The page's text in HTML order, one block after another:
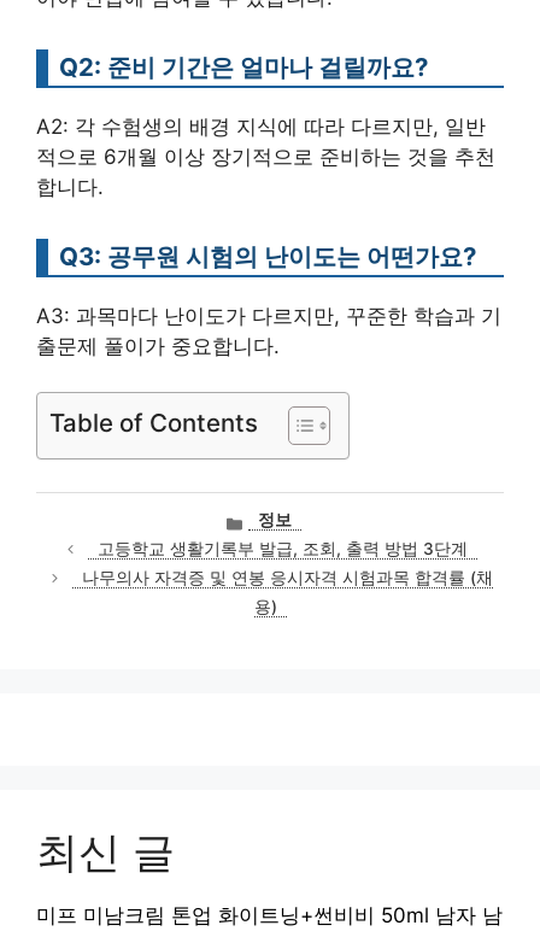
Q2: 준비 기간은 얼마나 걸릴까요?
A2: 각 수험생의 배경 지식에 따라 다르지만, 일반
적으로 6개월 이상 장기적으로 준비하는 것을 추천
합니다.
Q3: 공무원 시험의 난이도는 어떤가요?
A3: 과목마다 난이도가 다르지만, 꾸준한 학습과 기
출문제 풀이가 중요합니다.
Table of Contents
카
테
고
리
정보
고등학교 생활기록부 발급, 조회, 출력 방법 3단계
나무의사 자격증 및 연봉 응시자격 시험과목 합격률 (채
용)
최신 글
미프 미남크림 톤업 화이트닝+썬비비 50ml 남자 남